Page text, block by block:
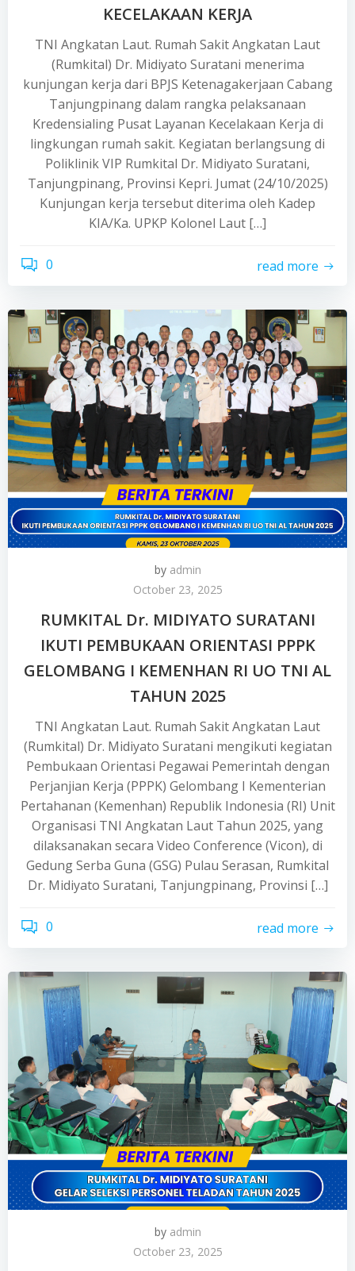
KECELAKAAN KERJA
TNI Angkatan Laut. Rumah Sakit Angkatan Laut
(Rumkital) Dr. Midiyato Suratani menerima
kunjungan kerja dari BPJS Ketenagakerjaan Cabang
Tanjungpinang dalam rangka pelaksanaan
Kredensialing Pusat Layanan Kecelakaan Kerja di
lingkungan rumah sakit. Kegiatan berlangsung di
Poliklinik VIP Rumkital Dr. Midiyato Suratani,
Tanjungpinang, Provinsi Kepri. Jumat (24/10/2025)
Kunjungan kerja tersebut diterima oleh Kadep
KIA/Ka. UPKP Kolonel Laut […]
0 read more
by admin
October 23, 2025
RUMKITAL Dr. MIDIYATO SURATANI
IKUTI PEMBUKAAN ORIENTASI PPPK
GELOMBANG I KEMENHAN RI UO TNI AL
TAHUN 2025
TNI Angkatan Laut. Rumah Sakit Angkatan Laut
(Rumkital) Dr. Midiyato Suratani mengikuti kegiatan
Pembukaan Orientasi Pegawai Pemerintah dengan
Perjanjian Kerja (PPPK) Gelombang I Kementerian
Pertahanan (Kemenhan) Republik Indonesia (RI) Unit
Organisasi TNI Angkatan Laut Tahun 2025, yang
dilaksanakan secara Video Conference (Vicon), di
Gedung Serba Guna (GSG) Pulau Serasan, Rumkital
Dr. Midiyato Suratani, Tanjungpinang, Provinsi […]
0 read more
by admin
October 23, 2025